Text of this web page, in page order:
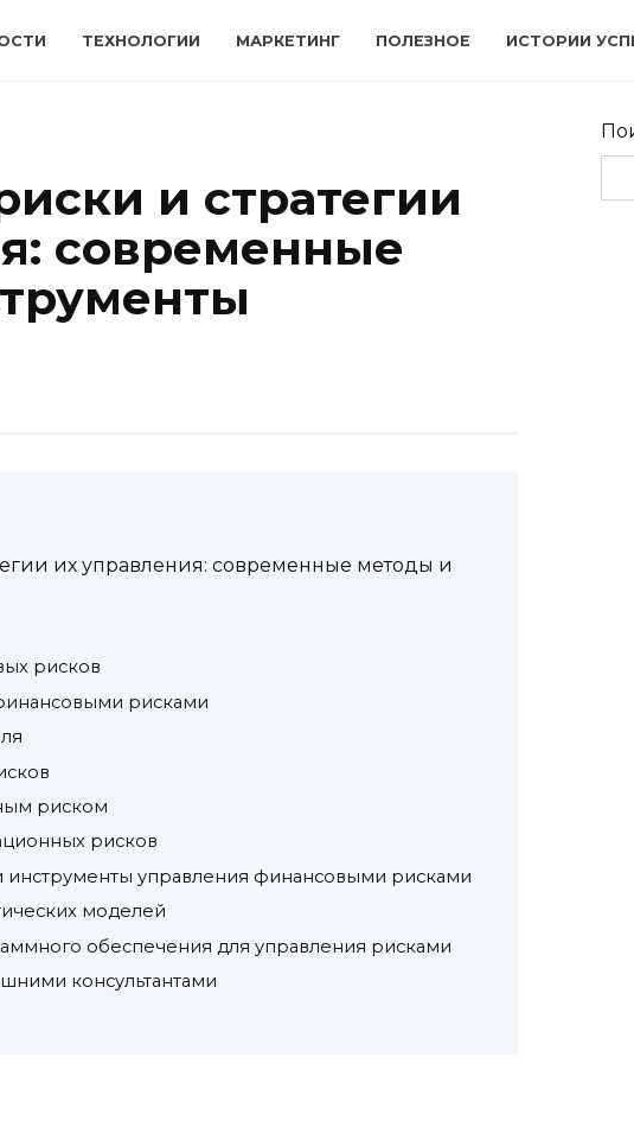
ТЕХНОЛОГИИ МАРКЕТИНГ ПОЛЕЗНОЕ ИСТОРИИ
и стратегии
современные
их управления: современные методы и
рисков
рисками
риском
рисков
управления финансовыми рисками
моделей
обеспечения для управления рисками
консультантами